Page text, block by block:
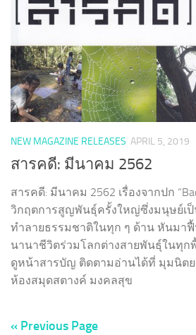
NEW MAGAZINE RELEASES APRIL 5, 2019
สารคดี: มีนาคม 2562
สารคดี: มีนาคม 2562 เรื่องจากปก
วิกฤตการสูญพันธุ์ครั้งใหญ่ซึ่งมนุษย์เป็
ทำลายธรรมชาติในทุก ๆ ด้าน หันมา
นานาชีวิตร่วมโลกต่างสายพันธุ์ในทุ
ดูหน้าสารบัญ ติดตามอ่านได้ที่ มุมนิต
ห้องสมุดสตางค์ มงคลสุข
« Previous Page